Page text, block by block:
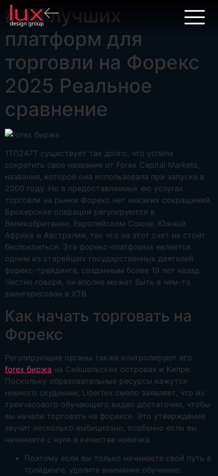
# 10 лучших
платформ для
торговли на Форекс
2025 Реальное
сравнение
1ТП247Т существует так долго, что успела
сократить свое название от Forex Capital Markets,
названия, которое она использовала при запуске в
2000 году. Но в предоставляемых ею услугах
торговли на рынке Форекс нет никаких сокращений.
Брокерские операции регулируются в
Великобритании, Европейском Союзе, Южной
Африке и Австралии, так что на этот счет не стоит
беспокоиться. Эта форекс-платформа является
одним из старейших государственных деятелей
форекс-трейдинга, созданным более 19 лет назад.
Честно говоря, он вполне может быть в чем-то
заинтересован в XTB.
Как начать торговать на
Форекс
Регулирующие органы также контролируют его
forex биржа на Сейшельских островах и Кипре.
Поскольку образовательные ресурсы кажутся
немного скудными, Libertex смело заявляет, что их
трехчасового обучающего видео достаточно, чтобы
вы начали торговать на форексе. Это утверждение
звучит несколько амбициозно, особенно если вы
начинаете с нуля в качестве новичка.
Поэтому если вы только начинаете свой путь в
трейдинге, уделите внимание обучению.